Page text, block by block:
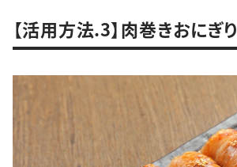
【活用方法.3】肉巻きおにぎり